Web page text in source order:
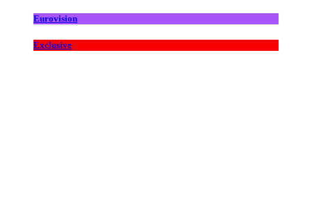
Eurovision
Exclusive